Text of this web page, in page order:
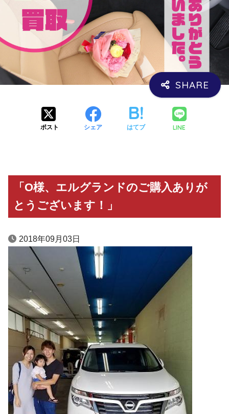
ポスト シェア はてブ LINE
「O様、エルグランドのご購入ありが
とうございます！」
2018年09月03日